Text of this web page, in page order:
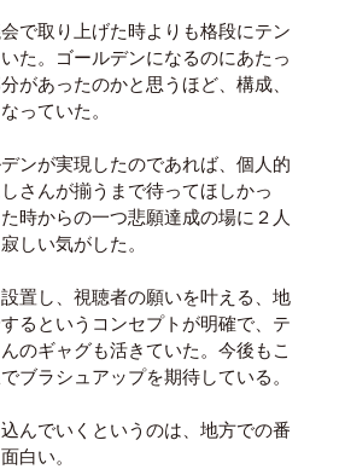
で取り上げた時よりも格段にテン
た。ゴールデンになるのにあたっ
があったのかと思うほど、構成、
っていた。
ンが実現したのであれば、個人的
さんが揃うまで待ってほしかっ
時からの一つ悲願達成の場に２人
しい気がした。
置し、視聴者の願いを叶える、地
るというコンセプトが明確で、テ
のギャグも活きていた。今後もこ
ブラシュアップを期待している。
んでいくというのは、地方での番
白い。